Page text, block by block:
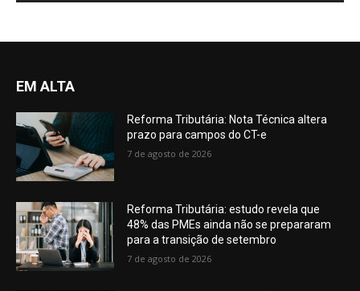
EM ALTA
Reforma Tributária: Nota Técnica altera
prazo para campos do CT-e
7 de agosto de 2026
Reforma Tributária: estudo revela que
48% das PMEs ainda não se prepararam
para a transição de setembro
7 de agosto de 2026